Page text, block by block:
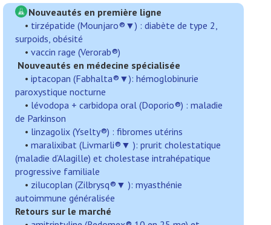
Nouveautés en première ligne
• tirzépatide (Mounjaro®▼) : diabète de type 2,
surpoids, obésité
• vaccin rage (Verorab®)
Nouveautés en médecine spécialisée
• iptacopan (Fabhalta®▼): hémoglobinurie
paroxystique nocturne
• lévodopa + carbidopa oral (Doporio®) : maladie
de Parkinson
• linzagolix (Yselty®) : fibromes utérins
• maralixibat (Livmarli®▼ ): prurit cholestatique
(maladie d’Alagille) et cholestase intrahépatique
progressive familiale
• zilucoplan (Zilbrysq®▼): myasthénie
autoimmune généralisée
Retours sur le marché